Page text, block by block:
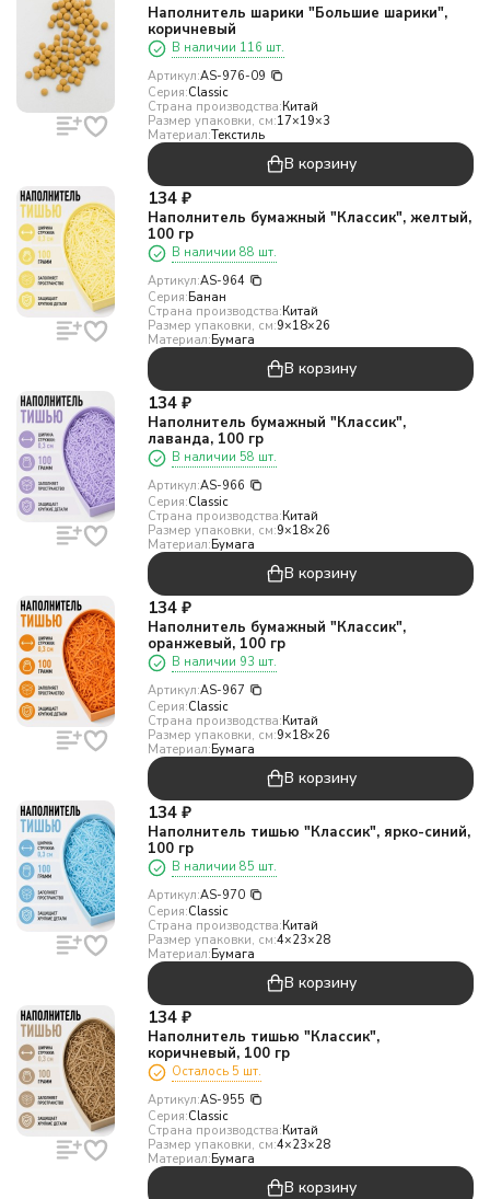
Наполнитель шарики "Большие шарики",
коричневый
В наличии 116 шт.
Артикул:AS-976-09
Серия:Classic
Страна производства:Китай
Размер упаковки, см:17×19×3
Материал:Текстиль
В корзину
134 ₽
Наполнитель бумажный "Классик", желтый,
100 гр
В наличии 88 шт.
Артикул:AS-964
Серия:Банан
Страна производства:Китай
Размер упаковки, см:9×18×26
Материал:Бумага
В корзину
134 ₽
Наполнитель бумажный "Классик",
лаванда, 100 гр
В наличии 58 шт.
Артикул:AS-966
Серия:Classic
Страна производства:Китай
Размер упаковки, см:9×18×26
Материал:Бумага
В корзину
134 ₽
Наполнитель бумажный "Классик",
оранжевый, 100 гр
В наличии 93 шт.
Артикул:AS-967
Серия:Classic
Страна производства:Китай
Размер упаковки, см:9×18×26
Материал:Бумага
В корзину
134 ₽
Наполнитель тишью "Классик", ярко-синий,
100 гр
В наличии 85 шт.
Артикул:AS-970
Серия:Classic
Страна производства:Китай
Размер упаковки, см:4×23×28
Материал:Бумага
В корзину
134 ₽
Наполнитель тишью "Классик",
коричневый, 100 гр
Осталось 5 шт.
Артикул:AS-955
Серия:Classic
Страна производства:Китай
Размер упаковки, см:4×23×28
Материал:Бумага
В корзину